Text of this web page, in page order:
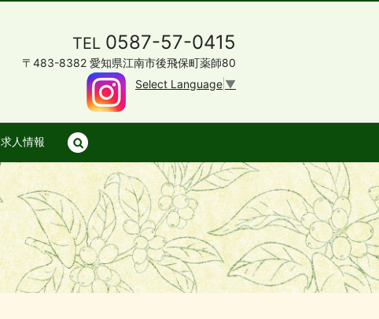
求人情報 search
TEL 0587-57-0415
〒483-8382 愛知県江南市後飛保町薬師80
Select Language ▼